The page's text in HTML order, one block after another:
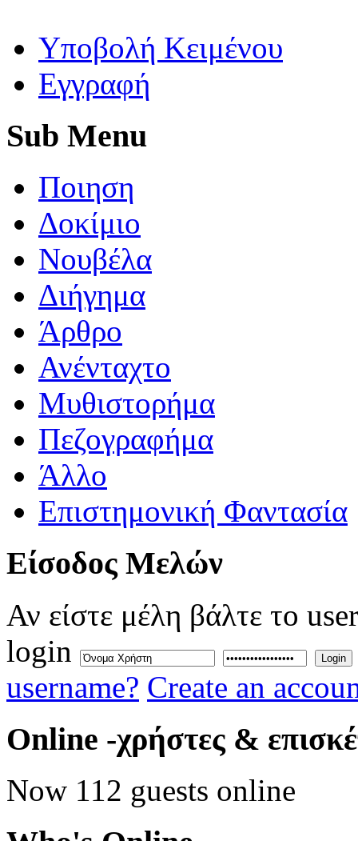
Yποβολή Κειμένου
Εγγραφή
Sub Menu
Ποιηση
Δοκίμιο
Νουβέλα
Διήγημα
Άρθρο
Ανένταχτο
Μυθιστορήμα
Πεζογραφήμα
Άλλο
Επιστημονική Φαντασία
Eίσοδος Μελών
Αν είστε μέλη βάλτε το
login
Login
username? Create an
Online -χρήστες &
Now 112 guests online